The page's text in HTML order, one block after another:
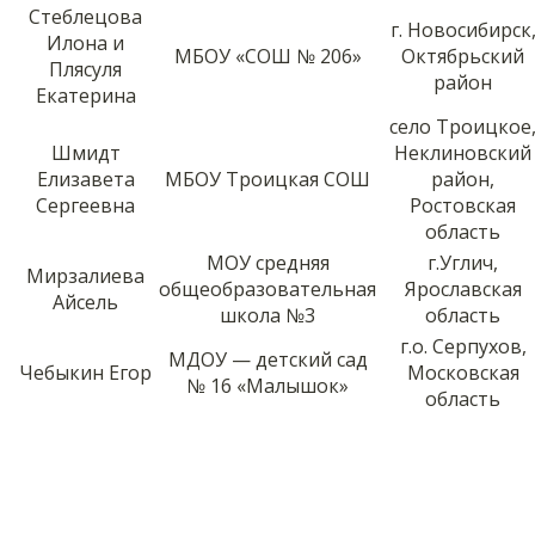
Стеблецова
Илона и
Плясуля
Екатерина
МБОУ «СОШ № 206»
г. Новосибирск,
Октябрьский
район
Шмидт
Елизавета
Сергеевна
МБОУ Троицкая СОШ
село Троицкое,
Неклиновский
район,
Ростовская
область
Мирзалиева
Айсель
МОУ средняя
общеобразовательная
школа №3
г.Углич,
Ярославская
область
Чебыкин Егор
МДОУ — детский сад
№ 16 «Малышок»
г.о. Серпухов,
Московская
область